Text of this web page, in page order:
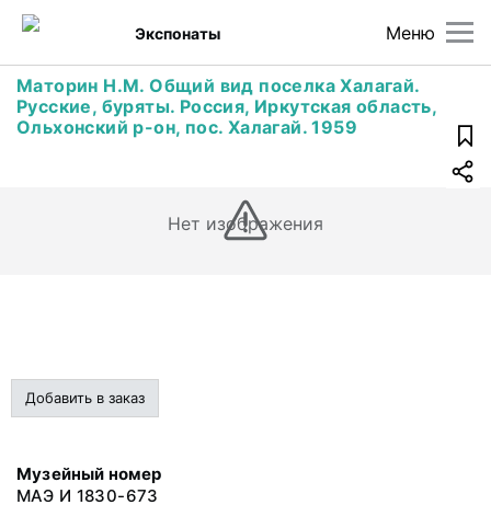
Меню
Экспонаты
Маторин Н.М. Общий вид поселка Халагай.
Русские, буряты. Россия, Иркутская область,
Ольхонский р-он, пос. Халагай. 1959
Нет изображения
Добавить в заказ
Музейный номер
МАЭ И 1830-673